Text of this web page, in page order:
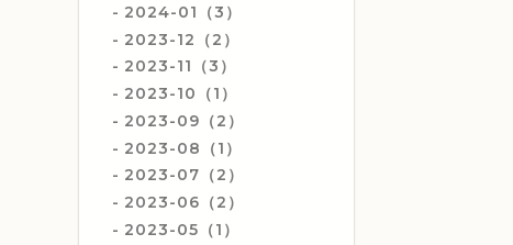
2024-01（3）
2023-12（2）
2023-11（3）
2023-10（1）
2023-09（2）
2023-08（1）
2023-07（2）
2023-06（2）
2023-05（1）